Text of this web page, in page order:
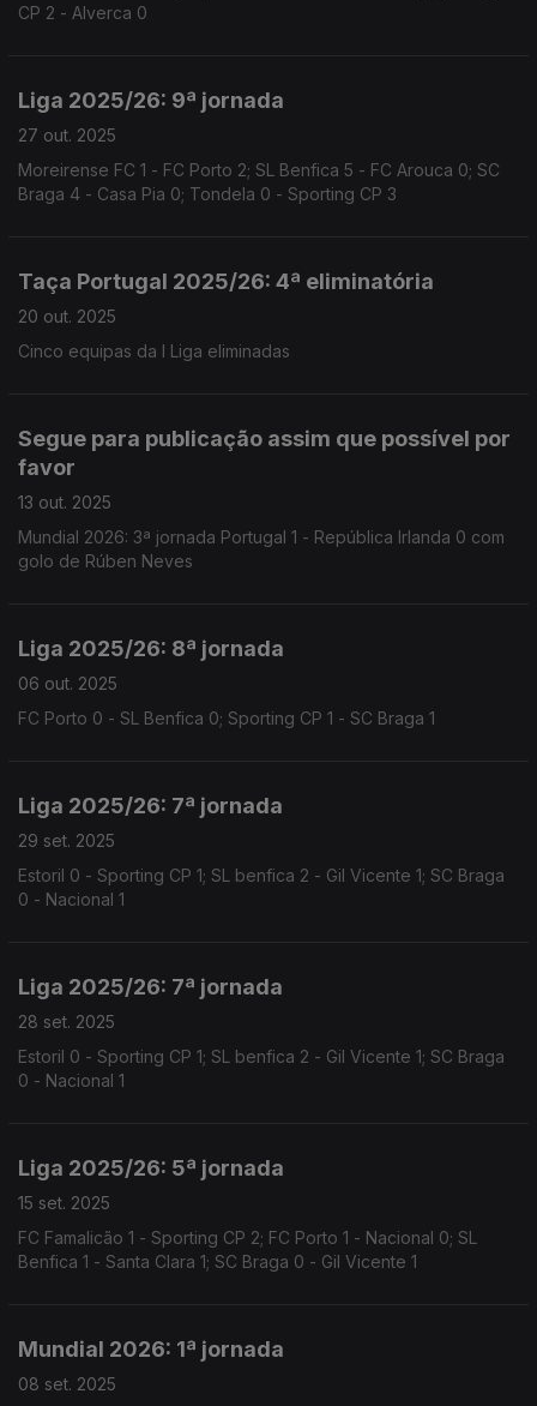
CP 2 - Alverca 0
Liga 2025/26: 9ª jornada
27 out. 2025
Moreirense FC 1 - FC Porto 2; SL Benfica 5 - FC Arouca 0; SC
Braga 4 - Casa Pia 0; Tondela 0 - Sporting CP 3
Taça Portugal 2025/26: 4ª eliminatória
20 out. 2025
Cinco equipas da I Liga eliminadas
Segue para publicação assim que possível por
favor
13 out. 2025
Mundial 2026: 3ª jornada Portugal 1 - República Irlanda 0 com
golo de Rúben Neves
Liga 2025/26: 8ª jornada
06 out. 2025
FC Porto 0 - SL Benfica 0; Sporting CP 1 - SC Braga 1
Liga 2025/26: 7ª jornada
29 set. 2025
Estoril 0 - Sporting CP 1; SL benfica 2 - Gil Vicente 1; SC Braga
0 - Nacional 1
Liga 2025/26: 7ª jornada
28 set. 2025
Estoril 0 - Sporting CP 1; SL benfica 2 - Gil Vicente 1; SC Braga
0 - Nacional 1
Liga 2025/26: 5ª jornada
15 set. 2025
FC Famalicão 1 - Sporting CP 2; FC Porto 1 - Nacional 0; SL
Benfica 1 - Santa Clara 1; SC Braga 0 - Gil Vicente 1
Mundial 2026: 1ª jornada
08 set. 2025